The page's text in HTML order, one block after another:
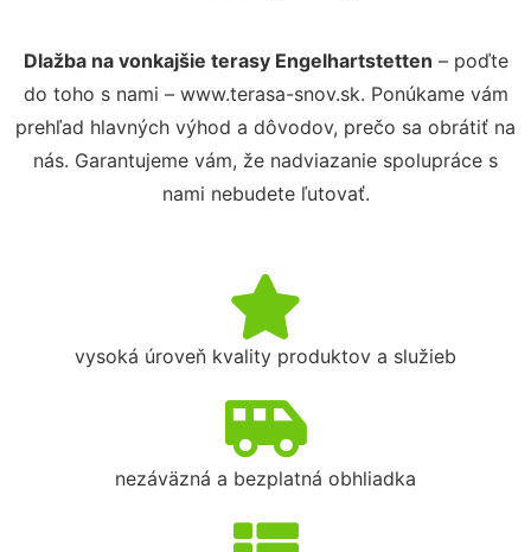
Dlažba na vonkajšie terasy Engelhartstetten – poďte
do toho s nami – www.terasa-snov.sk. Ponúkame vám
prehľad hlavných výhod a dôvodov, prečo sa obrátiť na
nás. Garantujeme vám, že nadviazanie spolupráce s
nami nebudete ľutovať.
vysoká úroveň kvality produktov a služieb
nezáväzná a bezplatná obhliadka